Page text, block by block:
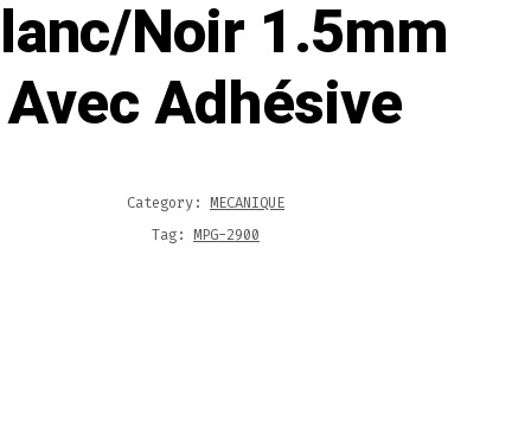
Noir 1.5mm
Avec Adhésive
Category:MECANIQUE
Tag:MPG-2900